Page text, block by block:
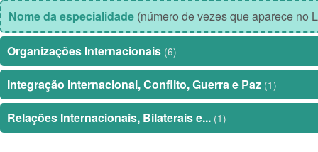
Nome da especialidade (número de vezes que aparece no
Organizações Internacionais (6)
Integração Internacional, Conflito, Guerra e Paz (1)
Relações Internacionais, Bilaterais e... (1)